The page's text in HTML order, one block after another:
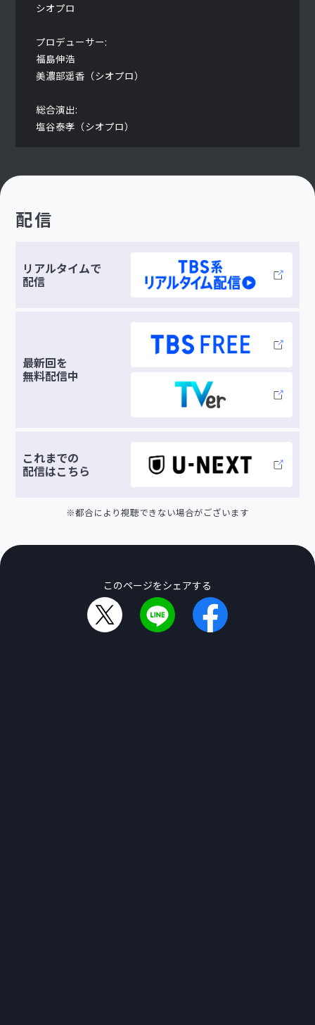
シオプロ
プロデューサー:
福島伸浩
美濃部遥香（シオプロ）
総合演出:
塩谷泰孝（シオプロ）
配信
リアルタイムで
配信
最新回を
無料配信中
これまでの
配信はこちら
※都合により視聴できない場合がございます
このページをシェアする